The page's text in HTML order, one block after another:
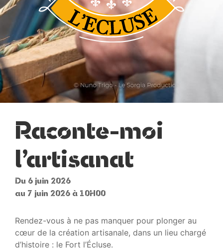
Raconte-moi
l’artisanat
Du 6 juin 2026
au 7 juin 2026 à 10H00
Rendez-vous à ne pas manquer pour plonger au
cœur de la création artisanale, dans un lieu chargé
d’histoire : le Fort l’Écluse.